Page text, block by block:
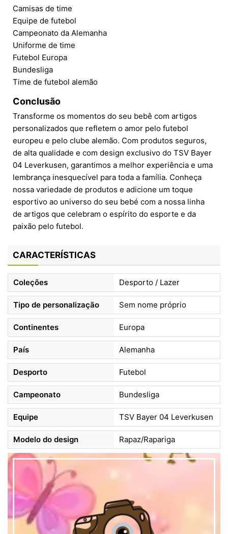
Camisas de time
Equipe de futebol
Campeonato da Alemanha
Uniforme de time
Futebol Europa
Bundesliga
Time de futebol alemão
Conclusão
Transforme os momentos do seu bebê com artigos
personalizados que refletem o amor pelo futebol
europeu e pelo clube alemão. Com produtos seguros,
de alta qualidade e com design exclusivo do TSV Bayer
04 Leverkusen, garantimos a melhor experiência e uma
lembrança inesquecível para toda a família. Conheça
nossa variedade de produtos e adicione um toque
esportivo ao universo do seu bebé com a nossa linha
de artigos que celebram o espírito do esporte e da
paixão pelo futebol.
CARACTERÍSTICAS
Coleções Desporto / Lazer
Tipo de personalização Sem nome próprio
Continentes Europa
País Alemanha
Desporto Futebol
Campeonato Bundesliga
Equipe TSV Bayer 04 Leverkusen
Modelo do design Rapaz/Rapariga